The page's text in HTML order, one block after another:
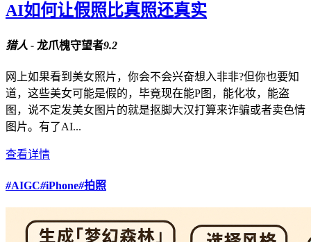
AI如何让假照比真照还真实
猎人 - 龙爪槐守望者9.2
网上如果看到美女照片，你会不会兴奋想入非非?但你也要知
道，这些美女可能是假的，毕竟现在能P图，能化妆，能盗
图，说不定发美女图片的就是抠脚大汉打算来诈骗或者卖色情
图片。有了AI...
查看详情
#AIGC#iPhone#拍照